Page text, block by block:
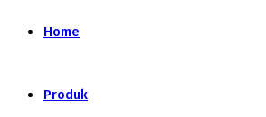
Home
Produk